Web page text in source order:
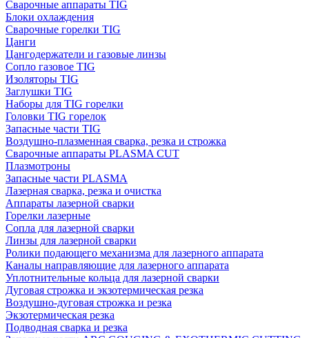
Сварочные аппараты TIG
Блоки охлаждения
Сварочные горелки TIG
Цанги
Цангодержатели и газовые линзы
Сопло газовое TIG
Изоляторы TIG
Заглушки TIG
Наборы для TIG горелки
Головки TIG горелок
Запасные части TIG
Воздушно-плазменная сварка, резка и строжка
Сварочные аппараты PLASMA CUT
Плазмотроны
Запасные части PLASMA
Лазерная сварка, резка и очистка
Аппараты лазерной сварки
Горелки лазерные
Сопла для лазерной сварки
Линзы для лазерной сварки
Ролики подающего механизма для лазерного аппарата
Каналы направляющие для лазерного аппарата
Уплотнительные кольца для лазерной сварки
Дуговая строжка и экзотермическая резка
Воздушно-дуговая строжка и резка
Экзотермическая резка
Подводная сварка и резка